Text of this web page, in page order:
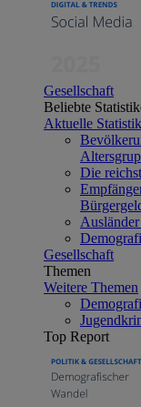
Gesellschaft
Beliebte
Aktuelle
Die
Gesellschaft
Themen
Weitere Themen
Top Report